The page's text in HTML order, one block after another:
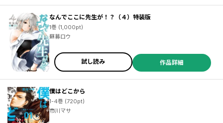
なんでここに先生が！？（４）特装版
1巻 (1,000pt)
蘇募ロウ
試し読み 作品詳細
僕はどこから
1-4巻 (720pt)
市川マサ